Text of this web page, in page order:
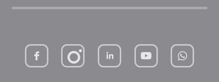
mutterhaus-xMBTtqOwC1KKBww